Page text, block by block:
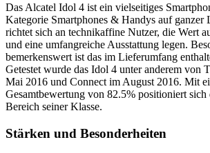
Das Alcatel Idol 4 ist ein vielseitiges
Kategorie Smartphones & Handys auf ganzer
richtet sich an technikaffine Nutzer, die Wert
und eine umfangreiche Ausstattung legen.
bemerkenswert ist das im Lieferumfang
Getestet wurde das Idol 4 unter anderem von
Mai 2016 und Connect im August 2016. Mit
Gesamtbewertung von 82.5% positioniert sich
Bereich seiner Klasse.
Stärken und Besonderheiten